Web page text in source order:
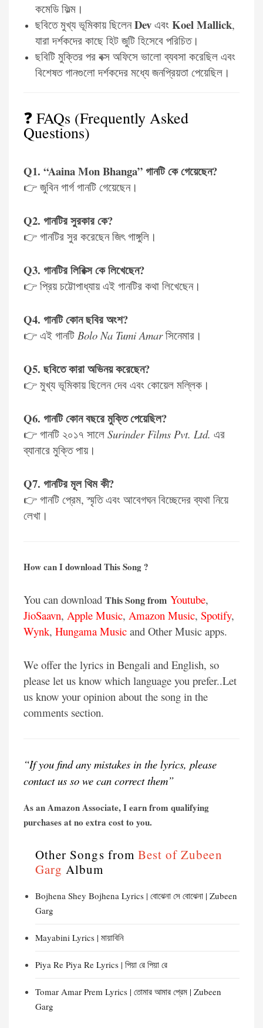
কমেডি ফিল্ম।
ছবিতে মুখ্য ভূমিকায় ছিলেনDev এবং Koel Mallick,
যারা দর্শকদের কাছে হিট জুটি হিসেবে পরিচিত।
ছবিটি মুক্তির পর বক্স অফিসে ভালো ব্যবসা করেছিল এবং
বিশেষত গানগুলো দর্শকদের মধ্যে জনপ্রিয়তা পেয়েছিল।
❓ FAQs (Frequently Asked
Questions)
Q1. “Aaina Mon Bhanga” গানটি কে গেয়েছেন?
👉 জুবিন গার্গ গানটি গেয়েছেন।
Q2. গানটির সুরকার কে?
👉 গানটির সুর করেছেন জিৎ গাঙ্গুলি।
Q3. গানটির লিরিক্স কে লিখেছেন?
👉 প্রিয় চট্টোপাধ্যায় এই গানটির কথা লিখেছেন।
Q4. গানটি কোন ছবির অংশ?
👉 এই গানটি Bolo Na Tumi Amarসিনেমার।
Q5. ছবিতে কারা অভিনয় করেছেন?
👉 মুখ্য ভূমিকায় ছিলেন দেব এবং কোয়েল মল্লিক।
Q6. গানটি কোন বছরে মুক্তি পেয়েছিল?
👉 গানটি ২০১৭ সালে Surinder Films Pvt. Ltd. এর
ব্যানারে মুক্তি পায়।
Q7. গানটির মূল থিম কী?
👉 গানটি প্রেম, স্মৃতি এবং আবেগঘন বিচ্ছেদের ব্যথা নিয়ে
লেখা।
How can I download This Song ?
You can download This Song from Youtube,
JioSaavn, Apple Music, Amazon Music, Spotify,
Wynk, Hungama Music and Other Music apps.
We offer the lyrics in Bengali and English, so
please let us know which language you prefer..Let
us know your opinion about the song in the
comments section.
“If you find any mistakes in the lyrics, please
contact us so we can correct them”
As an Amazon Associate, I earn from qualifying
purchases at no extra cost to you.
Other Songs from Best of Zubeen
Garg Album
Bojhena Shey Bojhena Lyrics | বোঝেনা সে বোঝেনা | Zubeen
Garg
Mayabini Lyrics | মায়াবিনি
Piya Re Piya Re Lyrics | পিয়া রে পিয়া রে
Tomar Amar Prem Lyrics | তোমার আমার প্রেম | Zubeen
Garg